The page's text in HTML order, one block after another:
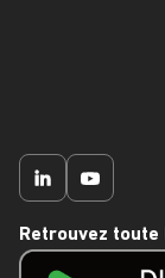
Retrouvez